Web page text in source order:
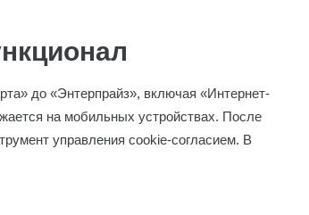
до «Энтерпрайз», включая «Интернет-
на мобильных устройствах. После
управления cookie-согласием. В